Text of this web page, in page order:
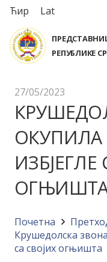
Ћир Lat
РЕПУБЛИКЕ
27/05/2023
ОКУПИЛА
ИЗБЈЕГЛЕ
Почетна
Крушедолска
са својих огњишта